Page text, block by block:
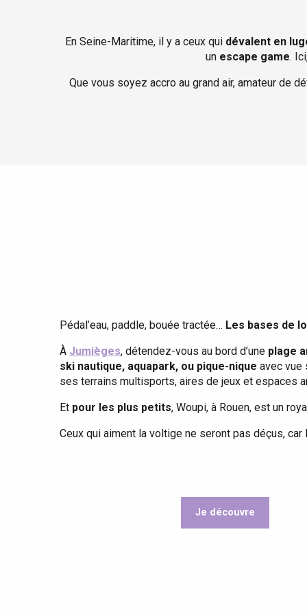
Buchy
Forges-les-
Valery-en-Caux
Neufchâtel-en-Bray
En Seine-Maritime, il y a ceux qui dévalent en
un escape game.
Que vous soyez accro au grand air, amateur de
Pédal’eau, paddle, bouée tractée… Les bases de
À Jumièges, détendez-vous au bord d’une plage
ski nautique, aquapark, ou pique-nique avec vue
ses terrains multisports, aires de jeux et espaces
Et pour les plus petits, Woupi, à Rouen, est un
Ceux qui aiment la voltige ne seront pas déçus,
Je découvre